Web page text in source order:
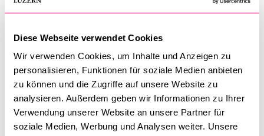
Diese Webseite verwendet Cookies
Wir verwenden Cookies, um Inhalte und Anzeigen zu
personalisieren, Funktionen für soziale Medien anbieten
zu können und die Zugriffe auf unsere Website zu
analysieren. Außerdem geben wir Informationen zu Ihrer
Verwendung unserer Website an unsere Partner für
soziale Medien, Werbung und Analysen weiter. Unsere
herzlich verdankt. Grosser Dank ging auch an Prof. Dr. Bruno
Rektor Ende Juli 2024 den Stab an seinen Nachfolger Prof.
Dr. Martin Hartmann weitergegeben hatte. Die Rektor bzw.
der Rektor nimmt von Amts wegen Einsitz im Vorstand des
Vereins.
Wichtige Rolle bei der Uni-Entwicklung